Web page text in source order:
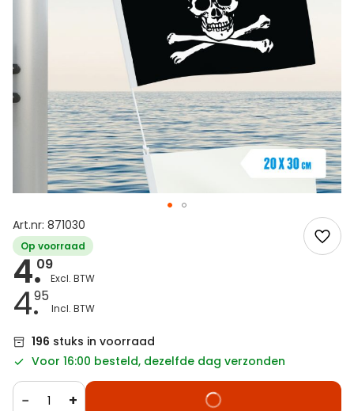
Art.nr: 871030
Op voorraad
4.09
4.95
196 stuks in voorraad
Voor 16:00 besteld, dezelfde dag verzonden
− +